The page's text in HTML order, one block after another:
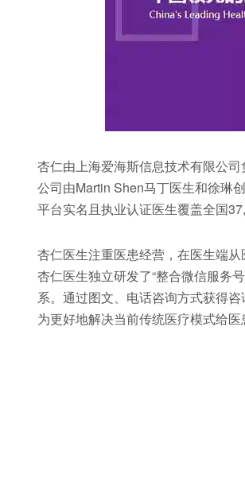
杏仁由上海爱海斯信息技术有限公
公司由Martin Shen马丁医生和徐琳
平台实名且执业认证医生覆盖全国
杏仁医生注重医患经营，在医生端
杏仁医生独立研发了“整合微信服务
系。通过图文、电话咨询方式获得
为更好地解决当前传统医疗模式给医